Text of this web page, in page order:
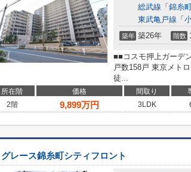
総武線 「 錦糸
東武亀戸線 「
築年 築26年 階数
■■コスモ押上ガーデ
戸数158戸 東京メト
徒...
所在階 価格 間取り
2階
9,899万円 3LDK
グレース錦糸町シティフロント